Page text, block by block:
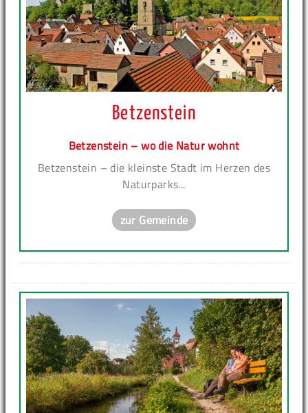
Betzenstein
Betzenstein – wo die Natur wohnt
Betzenstein – die kleinste Stadt im Herzen des
Naturparks...
zur Gemeinde